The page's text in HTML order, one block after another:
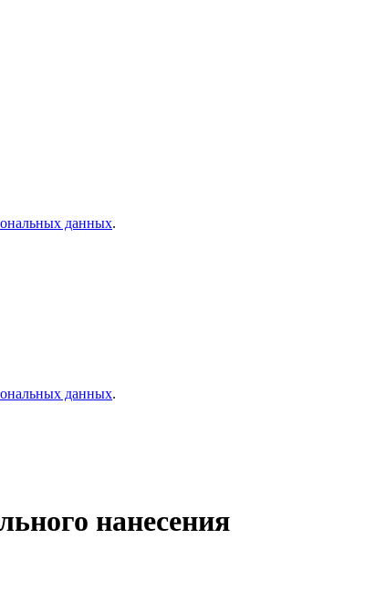
данных.
данных.
нанесения